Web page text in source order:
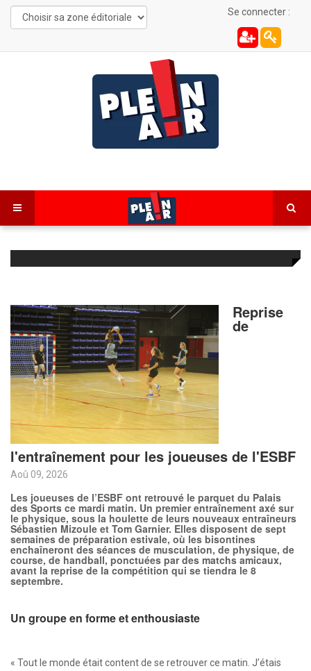
Se connecter :
Reprise
de
l'entraînement pour les joueuses de l'ESBF
Aoû 09, 2026
Les joueuses de l’ESBF ont retrouvé le parquet du Palais
des Sports ce mardi matin. Un premier entraînement axé sur
le physique, sous la houlette de leurs nouveaux entraîneurs
Sébastien Mizoule et Tom Garnier. Elles disposent de sept
semaines de préparation estivale, où les bisontines
enchaîneront des séances de musculation, de physique, de
course, de handball, ponctuées par des matchs amicaux,
avant la reprise de la compétition qui se tiendra le 8
septembre.
Un groupe en forme et enthousiaste
« Tout le monde était content de se retrouver ce matin. J’étais